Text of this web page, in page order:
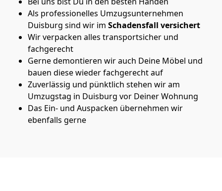
Als professionelles Umzugsunternehmen
Duisburg sind wir im Schadensfall versichert
Wir verpacken alles transportsicher und
fachgerecht
Gerne demontieren wir auch Deine Möbel und
bauen diese wieder fachgerecht auf
Zuverlässig und pünktlich stehen wir am
Umzugstag in Duisburg vor Deiner Wohnung
Das Ein- und Auspacken übernehmen wir
ebenfalls gerne